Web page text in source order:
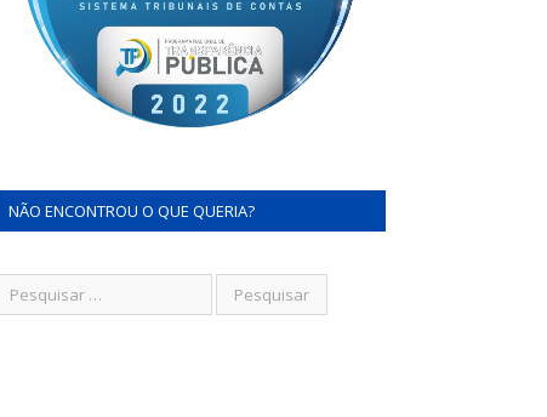
NÃO ENCONTROU O QUE QUERIA?